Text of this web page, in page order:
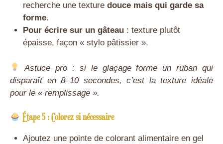
recherche une texture douce mais qui garde sa
forme.
Pour écrire sur un gâteau: texture plutôt
épaisse, façon « stylo pâtissier ».
Astuce pro : si le glaçage forme un ruban qui
disparaît en 8–10 secondes, c’est la texture idéale
pour le « remplissage ».
Étape 5 : Colorez si nécessaire
Ajoutez une pointe de colorant alimentaire en gel